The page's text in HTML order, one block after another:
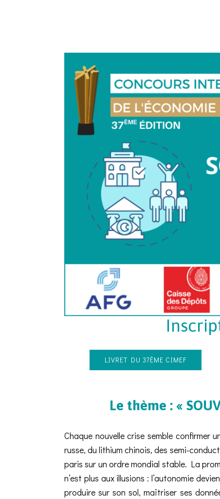
LIVRET DU 37ÈME CIMEF
Le thème : «
Chaque nouvelle crise semble confirmer
russe, du lithium chinois, des semi-
paris sur un ordre mondial stable. La
n’est plus aux illusions : l’autonomie
produire sur son sol, maîtriser ses